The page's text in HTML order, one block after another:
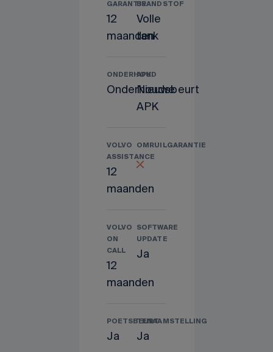
GARANTIE
12
maanden
BRANDSTOF
Volle
tank
ONDERHOUD
Onderhoudsbeurt
APK
Nieuwe
APK
VOLVO
ASSISTANCE
12
maanden
OMRUILGARANTIE
VOLVO
ON
CALL
12
maanden
SOFTWARE
UPDATE
Ja
POETSBEURT
Ja
TENAAMSTELLING
Ja